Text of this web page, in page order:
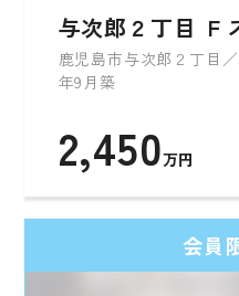
与次郎２丁目 Ｆ
鹿児島市与次郎２丁目
年9月築
2,450万円
会員